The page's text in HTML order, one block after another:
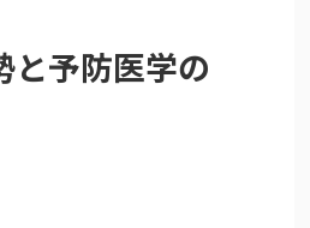
と予防医学の